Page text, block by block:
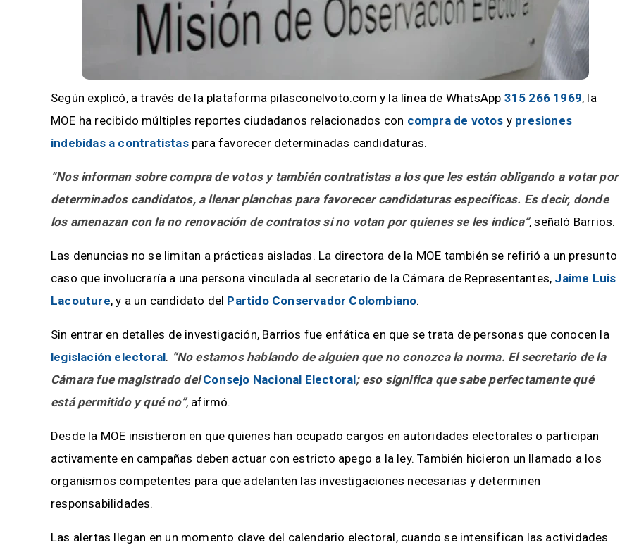
Según explicó, a través de la plataforma pilasconelvoto.com y la línea de WhatsApp 315 266 1969, la
MOE ha recibido múltiples reportes ciudadanos relacionados con compra de votos y presiones
indebidas a contratistaspara favorecer determinadas candidaturas.
“Nos informan sobre compra de votos y también contratistas a los que les están obligando a votar por
determinados candidatos, a llenar planchas para favorecer candidaturas específicas. Es decir, donde
los amenazan con la no renovación de contratos si no votan por quienes se les indica”, señaló Barrios.
Las denuncias no se limitan a prácticas aisladas. La directora de la MOE también se refirió a un presunto
caso que involucraría a una persona vinculada al secretario de la Cámara de Representantes, Jaime Luis
Lacouture, y a un candidato del Partido Conservador Colombiano.
Sin entrar en detalles de investigación, Barrios fue enfática en que se trata de personas que conocen la
legislación electoral. “No estamos hablando de alguien que no conozca la norma. El secretario de la
Cámara fue magistrado delConsejo Nacional Electoral; eso significa que sabe perfectamente qué
está permitido y qué no”, afirmó.
Desde la MOE insistieron en que quienes han ocupado cargos en autoridades electorales o participan
activamente en campañas deben actuar con estricto apego a la ley. También hicieron un llamado a los
organismos competentes para que adelanten las investigaciones necesarias y determinen
responsabilidades.
Las alertas llegan en un momento clave del calendario electoral, cuando se intensifican las actividades